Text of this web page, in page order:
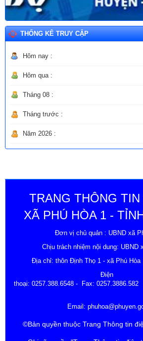
THỐNG KÊ TRUY CẬP
Hôm nay :
Hôm qua :
Tháng 08 :
Tháng trước :
Năm 2026 :
TRANG THÔNG
XÃ PHÚ HÒA 1 -
Đơn vị chủ quản : UBND xã
Chịu trách nhiệm nội dung: UBND
Địa chỉ: thôn Định Thọ 1 - xã Phú
Điện
thoại: 0257.388.6548- Fax: 0257.3886.582
Email:
©Bản quyền thuộc Trang Thông tin